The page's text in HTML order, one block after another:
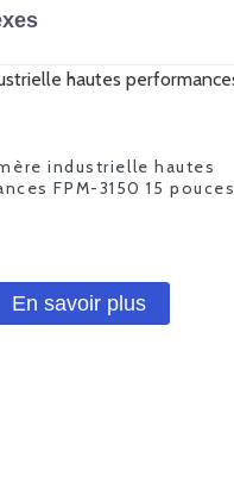
industrielle hautes
FPM-3150 15 pouces
En savoir plus